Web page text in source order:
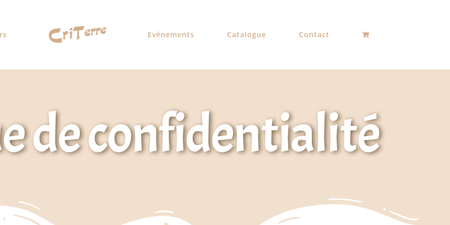
Evénements Catalogue Contact
de confidentialité